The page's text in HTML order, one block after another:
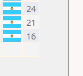
24
21
16